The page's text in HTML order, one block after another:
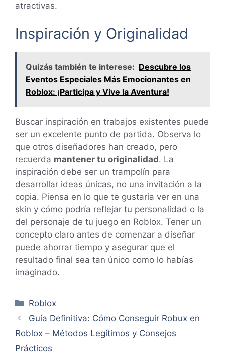
atractivas.
Inspiración y Originalidad
Quizás también te interese: Descubre los
Eventos Especiales Más Emocionantes en
Roblox: ¡Participa y Vive la Aventura!
Buscar inspiración en trabajos existentes puede
ser un excelente punto de partida. Observa lo
que otros diseñadores han creado, pero
recuerda mantener tu originalidad. La
inspiración debe ser un trampolín para
desarrollar ideas únicas, no una invitación a la
copia. Piensa en lo que te gustaría ver en una
skin y cómo podría reflejar tu personalidad o la
del personaje de tu juego en Roblox. Tener un
concepto claro antes de comenzar a diseñar
puede ahorrar tiempo y asegurar que el
resultado final sea tan único como lo habías
imaginado.
Categorías
Roblox
Guía Definitiva: Cómo Conseguir Robux en
Roblox – Métodos Legítimos y Consejos
Prácticos